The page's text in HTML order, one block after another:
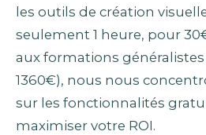
les outils de création
seulement 1 heure, pour
aux formations généralistes
1360€), nous nous
sur les fonctionnalités
maximiser votre ROI.